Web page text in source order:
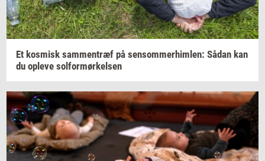
Et kos­misk sam­men­træf på sen­som­mer­him­len: Sådan kan
du op­le­ve sol­for­mør­kel­sen